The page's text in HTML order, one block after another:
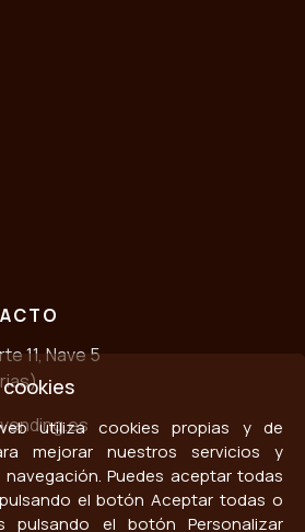
11, Nave 5
utiliza cookies propias y de
mejorar nuestros servicios y
Puedes aceptar todas
el botón Aceptar todas o
pulsando el botón Personalizar